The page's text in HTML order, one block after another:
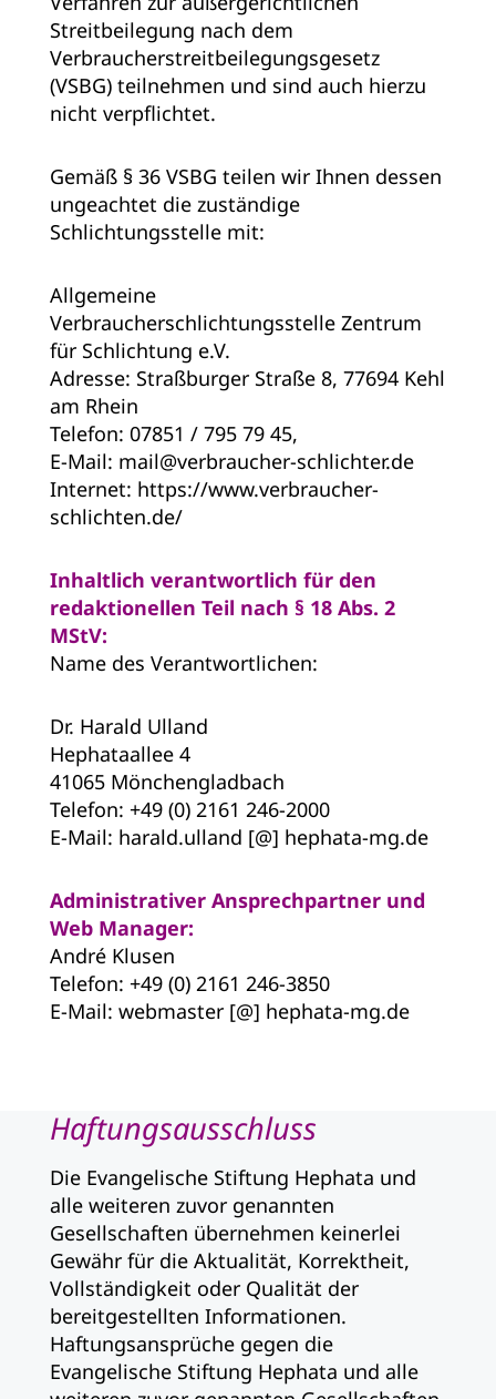
Streitbeilegung nach dem
Verbraucherstreitbeilegungsgesetz
(VSBG) teilnehmen und sind auch hierzu
nicht verpflichtet.
Gemäß § 36 VSBG teilen wir Ihnen dessen
ungeachtet die zuständige
Schlichtungsstelle mit:
Allgemeine
Verbraucherschlichtungsstelle Zentrum
für Schlichtung e.V.
Adresse: Straßburger Straße 8, 77694 Kehl
am Rhein
Telefon: 07851 / 795 79 45,
E-Mail: mail@verbraucher-schlichter.de
Internet: https://www.verbraucher-
schlichten.de/
Inhaltlich verantwortlich für den
redaktionellen Teil nach § 18 Abs. 2
MStV:
Name des Verantwortlichen:
Dr. Harald Ulland
Hephataallee 4
41065 Mönchengladbach
Telefon: +49 (0) 2161 246-2000
E-Mail: harald.ulland [@] hephata-mg.de
Administrativer Ansprechpartner und
Web Manager:
André Klusen
Telefon: +49 (0) 2161 246-3850
E-Mail: webmaster [@] hephata-mg.de
Haftungsausschluss
Die Evangelische Stiftung Hephata und
alle weiteren zuvor genannten
Gesellschaften übernehmen keinerlei
Gewähr für die Aktualität, Korrektheit,
Vollständigkeit oder Qualität der
bereitgestellten Informationen.
Haftungsansprüche gegen die
Evangelische Stiftung Hephata und alle